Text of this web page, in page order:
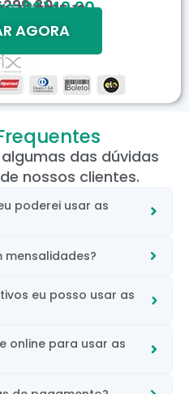
R$149,90
de R$15,19
tempo limitado.
AGORA
das dúvidas
nossos clientes.
poderei usar as
mensalidades?
eu posso usar as
online para usar as